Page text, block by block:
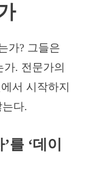
가? 그들은
. 전문가의
서 시작하지
다.
를 ‘데이